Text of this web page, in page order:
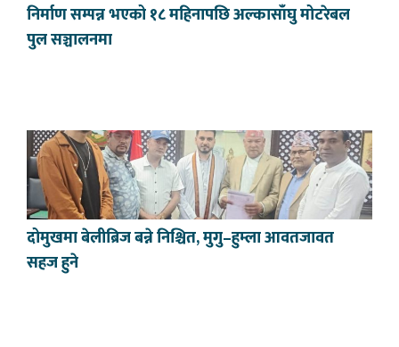
निर्माण सम्पन्न भएको १८ महिनापछि अल्कासाँघु मोटरेबल
पुल सञ्चालनमा
दोमुखमा बेलीब्रिज बन्ने निश्चित, मुगु–हुम्ला आवतजावत
सहज हुने